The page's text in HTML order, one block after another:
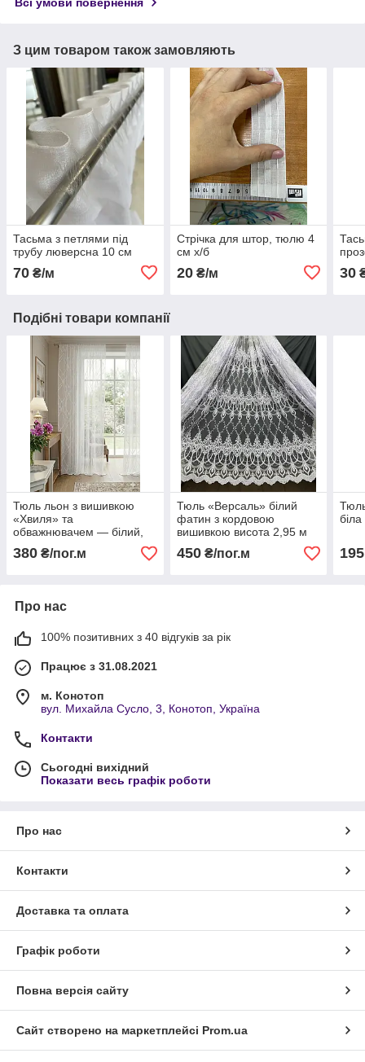
Всі умови повернення
З цим товаром також замовляють
Тасьма з петлями під
трубу люверсна 10 см
70 ₴/м
Стрічка для штор, тюлю 4
см х/б
20₴/м 30
Подібні товари компанії
Тюль льон з вишивкою
«Хвиля» та
обважнювачем — білий,
висота 2.95 м (на метраж)
380 ₴/пог.м
Тюль «Версаль» білий
фатин з кордовою
вишивкою висота 2,95 м
450₴/пог.м 195
Про нас
100% позитивних з 40 відгуків за рік
Працює з 31.08.2021
м. Конотоп
вул. Михайла Сусло, 3, Конотоп, Україна
Контакти
Сьогодні вихідний
Показати весь графік роботи
Про нас
Контакти
Доставка та оплата
Графік роботи
Повна версія сайту
Сайт створено на маркетплейсі Prom.ua